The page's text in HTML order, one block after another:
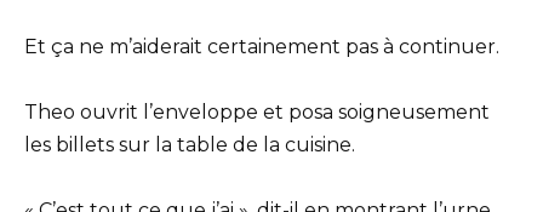
Et ça ne m’aiderait certainement pas à continuer.
Theo ouvrit l’enveloppe et posa soigneusement
les billets sur la table de la cuisine.